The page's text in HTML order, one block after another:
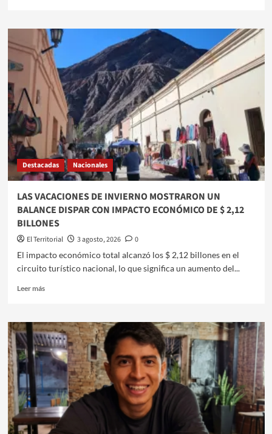
EL
HOSPITAL
REGIONAL
INICIÓ
LA
SEMANA
MUNDIAL
LACTANCIA
MATERNA
CON
UN
RECLAMO
APOYO
COMUNITARIO
E
INSTITUCIONAL
Destacadas Nacionales
LAS VACACIONES DE INVIERNO MOSTRARON UN
BALANCE DISPAR CON IMPACTO ECONÓMICO DE $ 2,12
BILLONES
El Territorial 3 agosto, 2026
0
​El impacto económico total alcanzó los $ 2,12 billones en el
circuito turístico nacional, lo que significa un aumento del...
Leer másLeer
LAS
VACACIONES
DE
INVIERNO
MOSTRARON
UN
BALANCE
DISPAR
CON
IMPACTO